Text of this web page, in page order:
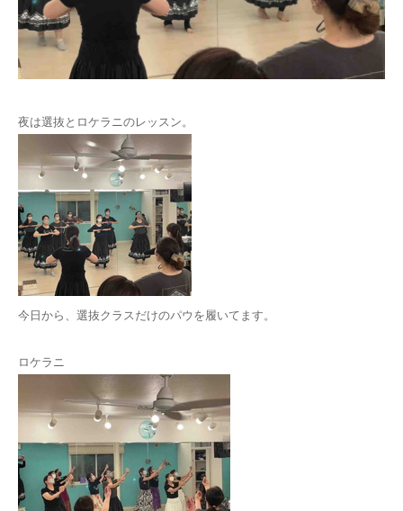
夜は選抜とロケラニのレッスン。
今日から、選抜クラスだけのパウを履いてます。
ロケラニ
見学・体験申込
お問い合わせ